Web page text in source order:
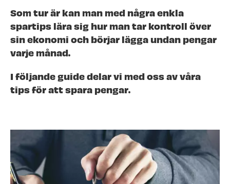
Som tur är kan man med några enkla
spartips lära sig hur man tar kontroll över
sin ekonomi och börjar lägga undan pengar
varje månad.
I följande guide delar vi med oss av våra
tips för att spara pengar.